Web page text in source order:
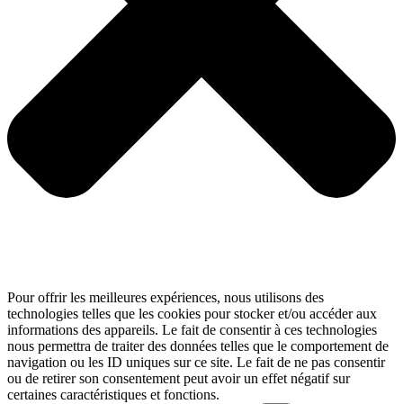
Pour offrir les meilleures expériences, nous utilisons des
technologies telles que les cookies pour stocker et/ou accéder aux
informations des appareils. Le fait de consentir à ces technologies
nous permettra de traiter des données telles que le comportement de
navigation ou les ID uniques sur ce site. Le fait de ne pas consentir
ou de retirer son consentement peut avoir un effet négatif sur
certaines caractéristiques et fonctions.